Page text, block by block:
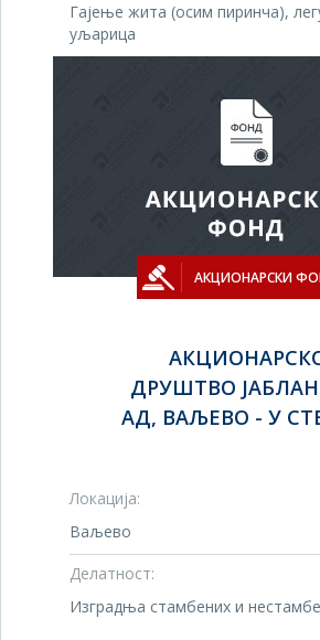
Гајење жита (осим пиринча),
уљарица
АКЦИОНАРСКИ
ДРУШТВО
АД, ВАЉЕВО - У
Локација:
Ваљево
Делатност:
Изградња стамбених и